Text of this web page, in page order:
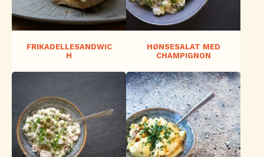
FRIKADELLESANDWIC
H
HØNSESALAT MED
CHAMPIGNON